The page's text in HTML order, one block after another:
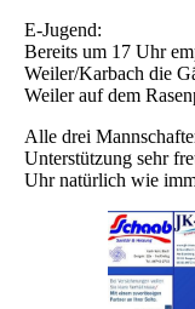
E-Jugend:
Bereits um 17 Uhr
Weiler/Karbach die
Weiler auf dem
Alle drei
Unterstützung sehr
Uhr natürlich wie